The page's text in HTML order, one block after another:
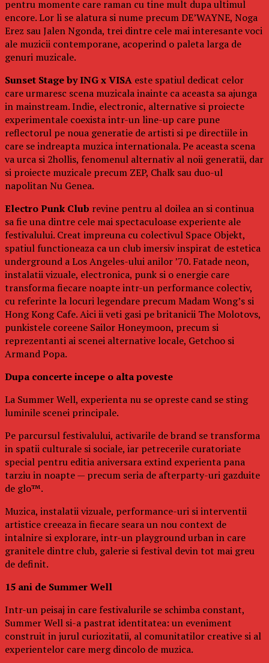
pentru momente care raman cu tine mult dupa ultimul
encore. Lor li se alatura si nume precum DE’WAYNE, Noga
Erez sau Jalen Ngonda, trei dintre cele mai interesante voci
ale muzicii contemporane, acoperind o paleta larga de
genuri muzicale.
Sunset Stage by ING x VISA este spatiul dedicat celor
care urmaresc scena muzicala inainte ca aceasta sa ajunga
in mainstream. Indie, electronic, alternative si proiecte
experimentale coexista intr-un line-up care pune
reflectorul pe noua generatie de artisti si pe directiile in
care se indreapta muzica internationala. Pe aceasta scena
va urca si 2hollis, fenomenul alternativ al noii generatii, dar
si proiecte muzicale precum ZEP, Chalk sau duo-ul
napolitan Nu Genea.
Electro Punk Club revine pentru al doilea an si continua
sa fie una dintre cele mai spectaculoase experiente ale
festivalului. Creat impreuna cu colectivul Space Objekt,
spatiul functioneaza ca un club imersiv inspirat de estetica
underground a Los Angeles-ului anilor ’70. Fatade neon,
instalatii vizuale, electronica, punk si o energie care
transforma fiecare noapte intr-un performance colectiv,
cu referinte la locuri legendare precum Madam Wong’s si
Hong Kong Cafe. Aici ii veti gasi pe britanicii The Molotovs,
punkistele coreene Sailor Honeymoon, precum si
reprezentanti ai scenei alternative locale, Getchoo si
Armand Popa.
Dupa concerte incepe o alta poveste
La Summer Well, experienta nu se opreste cand se sting
luminile scenei principale.
Pe parcursul festivalului, activarile de brand se transforma
in spatii culturale si sociale, iar petrecerile curatoriate
special pentru editia aniversara extind experienta pana
tarziu in noapte — precum seria de afterparty-uri gazduite
de glo™.
Muzica, instalatii vizuale, performance-uri si interventii
artistice creeaza in fiecare seara un nou context de
intalnire si explorare, intr-un playground urban in care
granitele dintre club, galerie si festival devin tot mai greu
de definit.
15 ani de Summer Well
Intr-un peisaj in care festivalurile se schimba constant,
Summer Well si-a pastrat identitatea: un eveniment
construit in jurul curiozitatii, al comunitatilor creative si al
experientelor care merg dincolo de muzica.